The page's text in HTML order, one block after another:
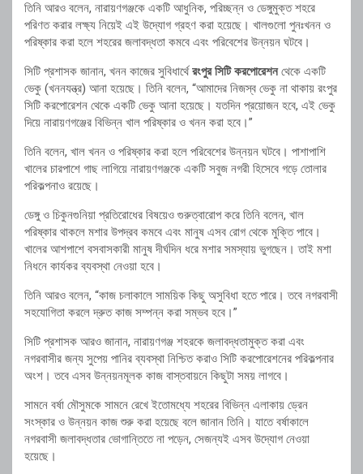
তিনি আরও বলেন, নারায়ণগঞ্জকে একটি আধুনিক, পরিচ্ছন্ন ও ডেঙ্গুমুক্ত শহরে
পরিণত করার লক্ষ্য নিয়েই এই উদ্যোগ গ্রহণ করা হয়েছে। খালগুলো পুনঃখনন ও
পরিষ্কার করা হলে শহরের জলাবদ্ধতা কমবে এবং পরিবেশের উন্নয়ন ঘটবে।
সিটি প্রশাসক জানান, খনন কাজের সুবিধার্থে রংপুর সিটি করপোরেশনথেকে একটি
ভেকু (খননযন্ত্র) আনা হয়েছে। তিনি বলেন, “আমাদের নিজস্ব ভেকু না থাকায় রংপুর
সিটি করপোরেশন থেকে একটি ভেকু আনা হয়েছে। যতদিন প্রয়োজন হবে, এই ভেকু
দিয়ে নারায়ণগঞ্জের বিভিন্ন খাল পরিষ্কার ও খনন করা হবে।”
তিনি বলেন, খাল খনন ও পরিষ্কার করা হলে পরিবেশের উন্নয়ন ঘটবে। পাশাপাশি
খালের চারপাশে গাছ লাগিয়ে নারায়ণগঞ্জকে একটি সবুজ নগরী হিসেবে গড়ে তোলার
পরিকল্পনাও রয়েছে।
ডেঙ্গু ও চিকুনগুনিয়া প্রতিরোধের বিষয়েও গুরুত্বারোপ করে তিনি বলেন, খাল
পরিষ্কার থাকলে মশার উপদ্রব কমবে এবং মানুষ এসব রোগ থেকে মুক্তি পাবে।
খালের আশপাশে বসবাসকারী মানুষ দীর্ঘদিন ধরে মশার সমস্যায় ভুগছেন। তাই মশা
নিধনে কার্যকর ব্যবস্থা নেওয়া হবে।
তিনি আরও বলেন, “কাজ চলাকালে সাময়িক কিছু অসুবিধা হতে পারে। তবে নগরবাসী
সহযোগিতা করলে দ্রুত কাজ সম্পন্ন করা সম্ভব হবে।”
সিটি প্রশাসক আরও জানান, নারায়ণগঞ্জ শহরকে জলাবদ্ধতামুক্ত করা এবং
নগরবাসীর জন্য সুপেয় পানির ব্যবস্থা নিশ্চিত করাও সিটি করপোরেশনের পরিকল্পনার
অংশ। তবে এসব উন্নয়নমূলক কাজ বাস্তবায়নে কিছুটা সময় লাগবে।
সামনে বর্ষা মৌসুমকে সামনে রেখে ইতোমধ্যে শহরের বিভিন্ন এলাকায় ড্রেন
সংস্কার ও উন্নয়ন কাজ শুরু করা হয়েছে বলে জানান তিনি। যাতে বর্ষাকালে
নগরবাসী জলাবদ্ধতার ভোগান্তিতে না পড়েন, সেজন্যই এসব উদ্যোগ নেওয়া
হয়েছে।